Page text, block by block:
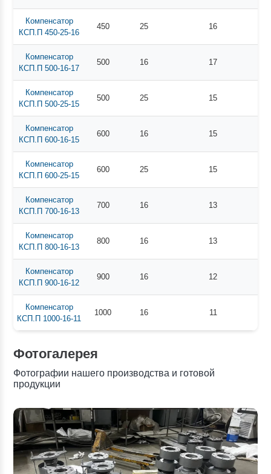
Компенсатор
КСП.П 450-25-16
450 25 16
Компенсатор
КСП.П 500-16-17
500 16 17
Компенсатор
КСП.П 500-25-15
500 25 15
Компенсатор
КСП.П 600-16-15
600 16 15
Компенсатор
КСП.П 600-25-15
600 25 15
Компенсатор
КСП.П 700-16-13
700 16 13
Компенсатор
КСП.П 800-16-13
800 16 13
Компенсатор
КСП.П 900-16-12
900 16 12
Компенсатор
КСП.П 1000-16-11
1000 16 11
Фотогалерея
Фотографии нашего производства и готовой
продукции